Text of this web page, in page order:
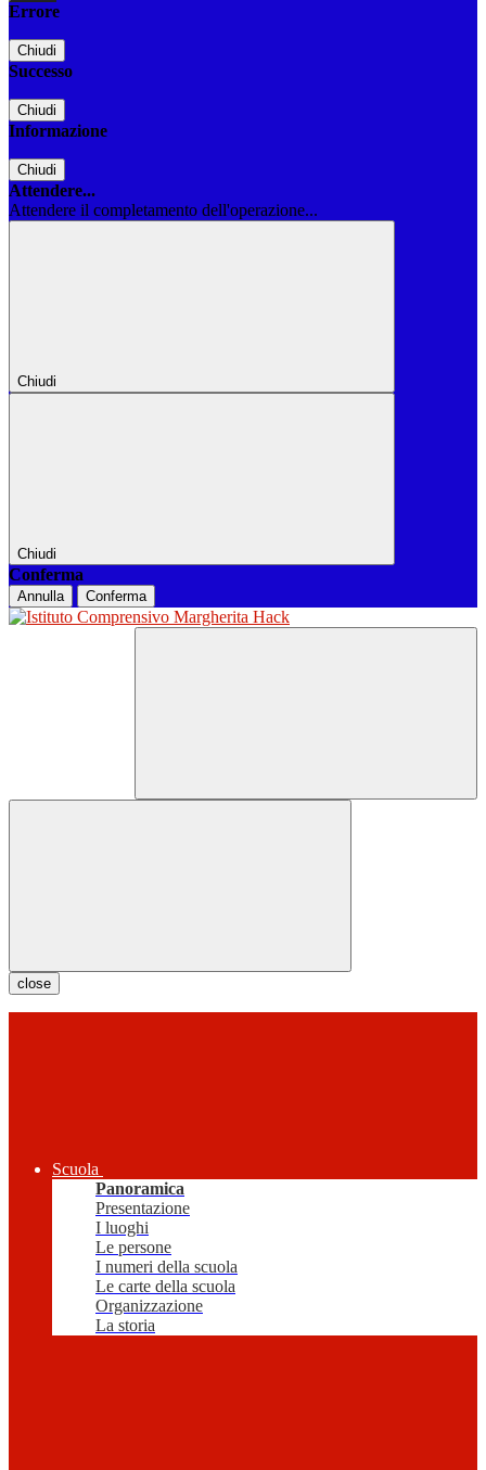
Errore
Chiudi
Successo
Chiudi
Informazione
Chiudi
Attendere...
Attendere il completamento dell'operazione...
Chiudi
Chiudi
Conferma
Annulla Conferma
close
Scuola
Panoramica
Presentazione
I luoghi
Le persone
I numeri della scuola
Le carte della scuola
Organizzazione
La storia